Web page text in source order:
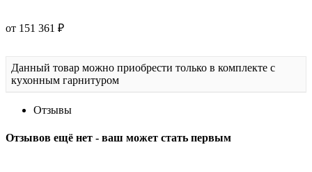
от 151 361 ₽
Данный товар можно приобрести только в комплекте с
кухонным гарнитуром
Отзывы
Отзывов ещё нет - ваш может стать первым